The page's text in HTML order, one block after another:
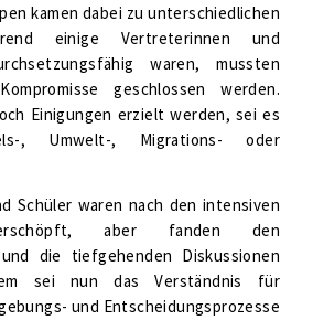
kamen dabei zu unterschiedlichen
einige Vertreterinnen und
waren, mussten
geschlossen werden.
Einigungen erzielt werden, sei es
, Umwelt-, Migrations- oder
Schüler waren nach den intensiven
erschöpft, aber fanden den
die tiefgehenden Diskussionen
sei nun das Verständnis für
und Entscheidungsprozesse